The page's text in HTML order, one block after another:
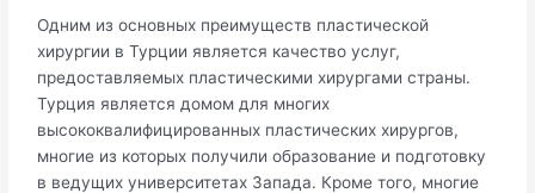
Одним из основных преимуществ пластической
хирургии в Турции является качество услуг,
предоставляемых пластическими хирургами страны.
Турция является домом для многих
высококвалифицированных пластических хирургов,
многие из которых получили образование и подготовку
в ведущих университетах Запада. Кроме того, многие